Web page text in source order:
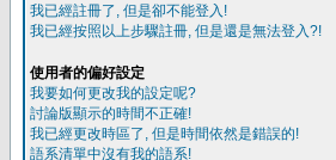
我已經註冊了, 但是卻不能登入!
我已經按照以上步驟註冊, 但是還是無法登入?!
使用者的偏好設定
我要如何更改我的設定呢?
討論版顯示的時間不正確!
我已經更改時區了, 但是時間依然是錯誤的!
語系清單中沒有我的語系!